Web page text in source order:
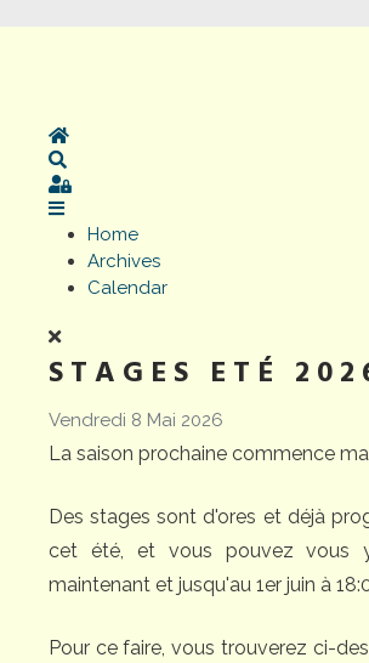
Home
Sign In
Home
Archives
Calendar
STAGES ETÉ
Vendredi 8 Mai 2026
La saison prochaine commence
Des stages sont d'ores et déjà
cet été, et vous pouvez vous
maintenant et jusqu'au 1er juin à
Pour ce faire, vous trouverez ci-